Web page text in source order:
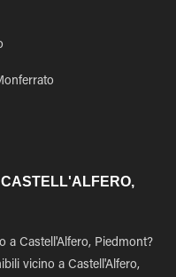
CASTELL'ALFERO,
a Castell'Alfero, Piedmont?
vicino a Castell'Alfero,